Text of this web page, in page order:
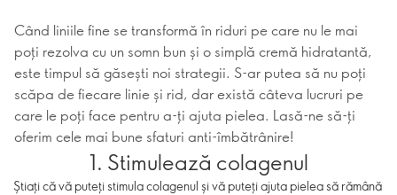
Când liniile fine se transformă în riduri pe care nu le mai
poți rezolva cu un somn bun și o simplă cremă hidratantă,
este timpul să găsești noi strategii. S-ar putea să nu poți
scăpa de fiecare linie și rid, dar există câteva lucruri pe
care le poți face pentru a-ți ajuta pielea. Lasă-ne să-ți
oferim cele mai bune sfaturi anti-îmbătrânire!
1. Stimulează colagenul
Știați că vă puteți stimula colagenul și vă puteți ajuta pielea să rămână